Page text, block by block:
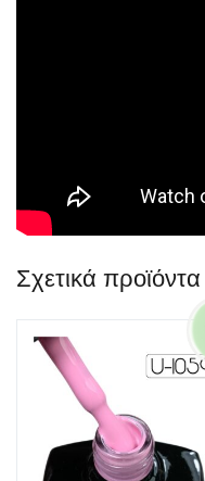
Σχετικά προϊόντα